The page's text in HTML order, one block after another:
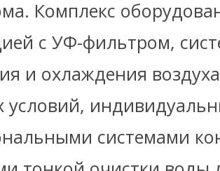
Комплекс
с УФ-фильтром,
и охлаждения
условий,
системами